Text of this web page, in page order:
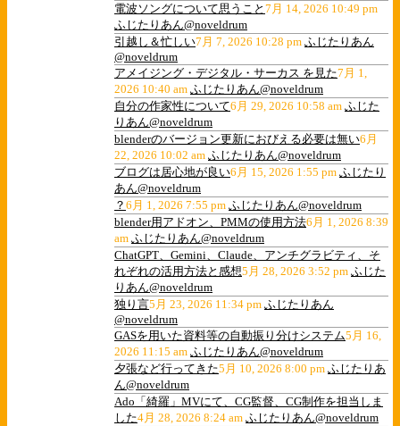
電波ソングについて思うこと 7月 14, 2026 10:49 pm
ふじたりあん@noveldrum
引越し＆忙しい7月 7, 2026 10:28 pm ふじたりあん
@noveldrum
アメイジング・デジタル・サーカス を見た7月 1,
2026 10:40 am ふじたりあん@noveldrum
自分の作家性について6月 29, 2026 10:58 am ふじた
りあん@noveldrum
blenderのバージョン更新におびえる必要は無い6月
22, 2026 10:02 am ふじたりあん@noveldrum
ブログは居心地が良い6月 15, 2026 1:55 pm ふじたり
あん@noveldrum
？ 6月 1, 2026 7:55 pm ふじたりあん@noveldrum
blender用アドオン、PMMの使用方法6月 1, 2026 8:39
am ふじたりあん@noveldrum
ChatGPT、Gemini、Claude、アンチグラビティ、そ
れぞれの活用方法と感想5月 28, 2026 3:52 pm ふじた
りあん@noveldrum
独り言5月 23, 2026 11:34 pm ふじたりあん
@noveldrum
GASを用いた資料等の自動振り分けシステム5月 16,
2026 11:15 am ふじたりあん@noveldrum
夕張など行ってきた5月 10, 2026 8:00 pm ふじたりあ
ん@noveldrum
Ado「綺羅」MVにて、CG監督、CG制作を担当しま
した4月 28, 2026 8:24 am ふじたりあん@noveldrum